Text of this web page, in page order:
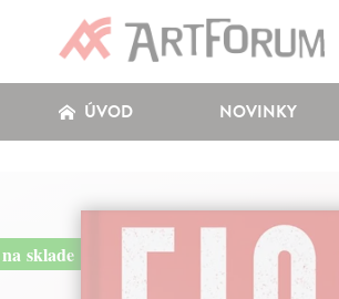
ÚVOD NOVINKY
na sklade